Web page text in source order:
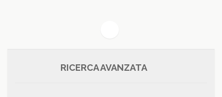
RICERCA AVANZATA